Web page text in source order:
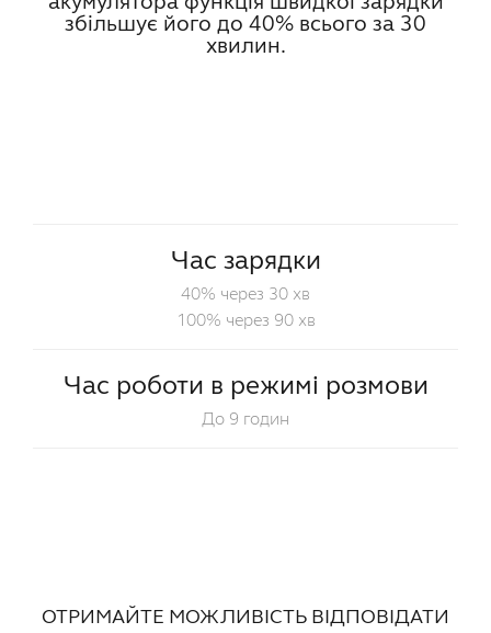
збільшує його до 40% всього за 30
хвилин.
Час зарядки
40% через 30 хв
100% через 90 хв
Час роботи в режимі розмови
До 9 годин
ОТРИМАЙТЕ МОЖЛИВІСТЬ ВІДПОВІДАТИ